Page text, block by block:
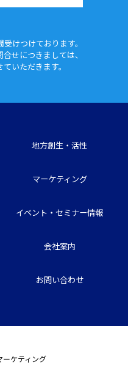
受けつけております。
合せにつきましては、
いただきます。
地方創生・活性
マーケティング
イベント・セミナー情報
会社案内
お問い合わせ
ケティング